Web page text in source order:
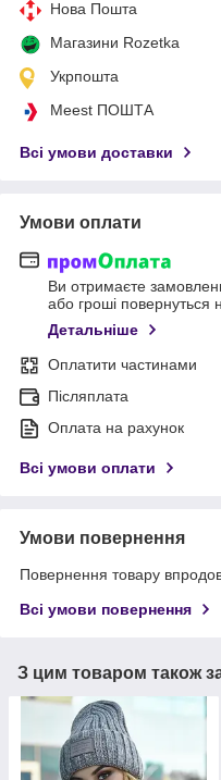
Нова Пошта
Магазини Rozetka
Укрпошта
Meest ПОШТА
Всі умови доставки
Умови оплати
Ви отримаєте
або гроші повернуться
Детальніше
Оплатити частинами
Післяплата
Оплата на рахунок
Всі умови оплати
Умови повернення
Повернення товару
Всі умови повернення
З цим товаром також